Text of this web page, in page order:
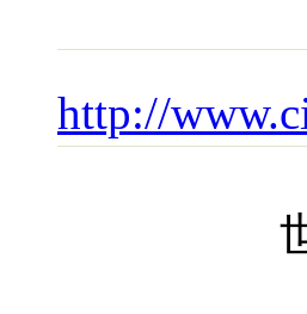
http://